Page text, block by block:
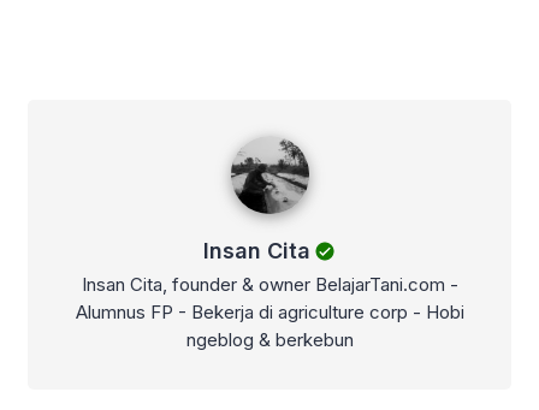
Insan Cita
Insan Cita, founder & owner BelajarTani.com -
Alumnus FP - Bekerja di agriculture corp - Hobi
ngeblog & berkebun